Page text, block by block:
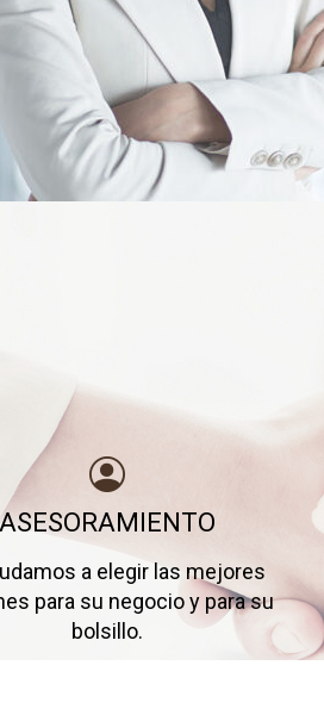
ASESORAMIENTO
a elegir las mejores
para su negocio y para su
bolsillo.